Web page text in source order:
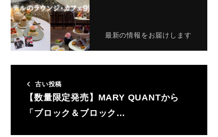
最新の情報をお届けします
古い投稿
【数量限定発売】MARY QUANTから
「ブロック＆ブロック…